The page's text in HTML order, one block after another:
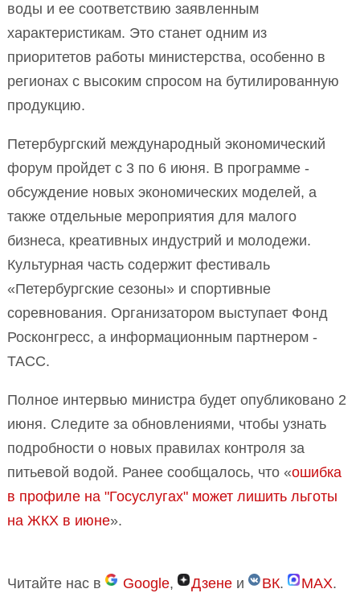
воды и ее соответствию заявленным
характеристикам. Это станет одним из
приоритетов работы министерства, особенно в
регионах с высоким спросом на бутилированную
продукцию.
Петербургский международный экономический
форум пройдет с 3 по 6 июня. В программе -
обсуждение новых экономических моделей, а
также отдельные мероприятия для малого
бизнеса, креативных индустрий и молодежи.
Культурная часть содержит фестиваль
«Петербургские сезоны» и спортивные
соревнования. Организатором выступает Фонд
Росконгресс, а информационным партнером -
ТАСС.
Полное интервью министра будет опубликовано 2
июня. Следите за обновлениями, чтобы узнать
подробности о новых правилах контроля за
питьевой водой. Ранее сообщалось, что «ошибка
в профиле на "Госуслугах" может лишить льготы
на ЖКХ в июне».
Читайте нас в Google, Дзене и ВК. MAX.